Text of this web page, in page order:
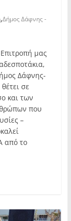
,Δήμος Δάφνης -
μας
Δάφνης-
σε
και των
που
–
από το